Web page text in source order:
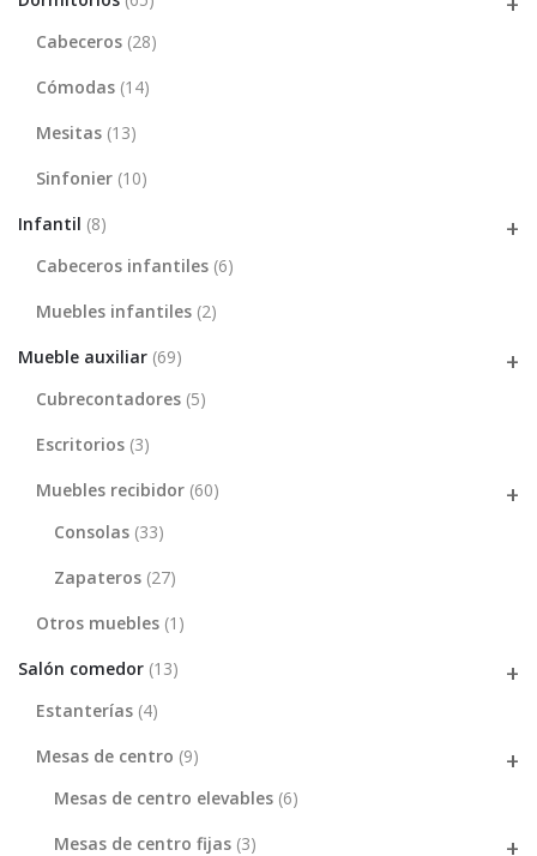
Cabeceros (28)
Cómodas (14)
Mesitas (13)
Sinfonier (10)
Infantil (8)
Cabeceros infantiles (6)
Muebles infantiles (2)
Mueble auxiliar (69)
Cubrecontadores (5)
Escritorios (3)
Muebles recibidor (60)
Consolas (33)
Zapateros (27)
Otros muebles (1)
Salón comedor (13)
Estanterías (4)
Mesas de centro (9)
Mesas de centro elevables (6)
Mesas de centro fijas (3)